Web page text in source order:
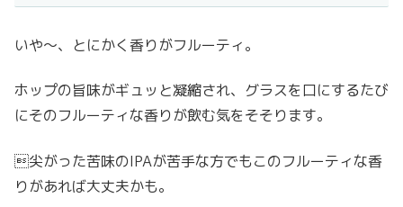
いや〜、とにかく香りがフルーティ。
ホップの旨味がギュッと凝縮され、グラスを口にするたび
にそのフルーティな香りが飲む気をそそります。
尖がった苦味のIPAが苦手な方でもこのフルーティな香
りがあれば大丈夫かも。